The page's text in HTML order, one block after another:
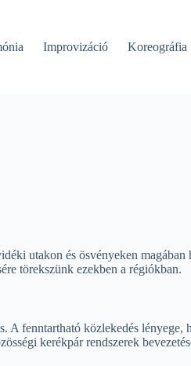
Improvizáció Koreográfia
utakon és ösvényeken
törekszünk ezekben a régiókban.
A fenntartható közlekedés
kerékpár rendszerek